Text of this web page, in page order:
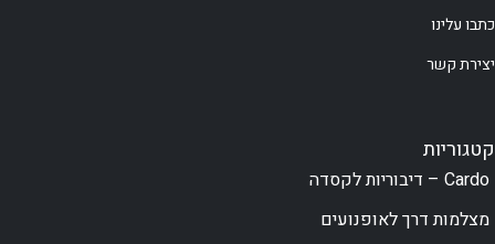
כתבו עלינו
יצירת קשר
קטגוריות
Cardo – דיבוריות לקסדה
מצלמות דרך לאופנועים